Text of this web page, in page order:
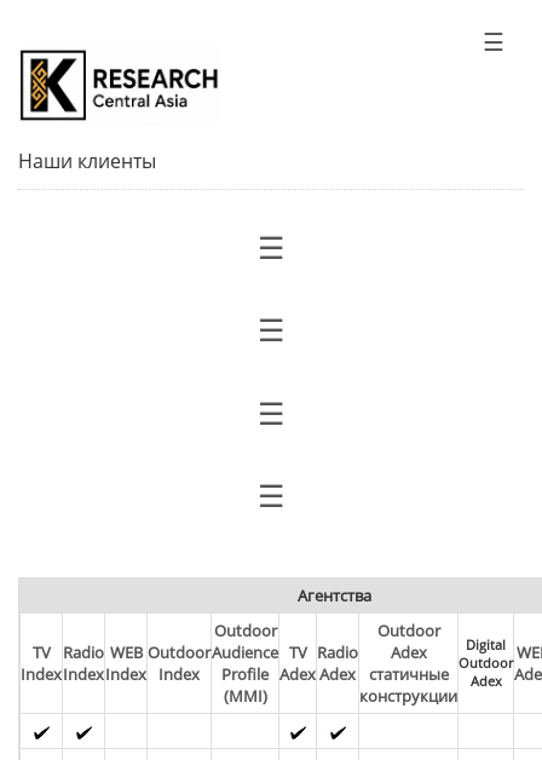
☰
Наши клиенты
☰
☰
☰
☰
Агентства
TV
Index
Radio
Index
WEB
Index
Outdoor
Index
Outdoor
Audience
Profile
(MMI)
TV
Adex
Radio
Adex
Outdoor
Adex
статичные
конструкции
Digital
Outdoor
Adex